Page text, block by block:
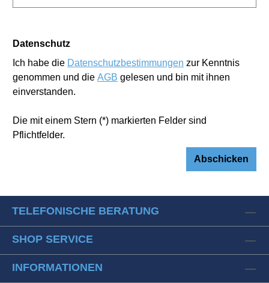
Datenschutz
Ich habe die Datenschutzbestimmungen zur Kenntnis
genommen und die AGB gelesen und bin mit ihnen
einverstanden.
Die mit einem Stern (*) markierten Felder sind
Pflichtfelder.
Abschicken
TELEFONISCHE BERATUNG
SHOP SERVICE
INFORMATIONEN